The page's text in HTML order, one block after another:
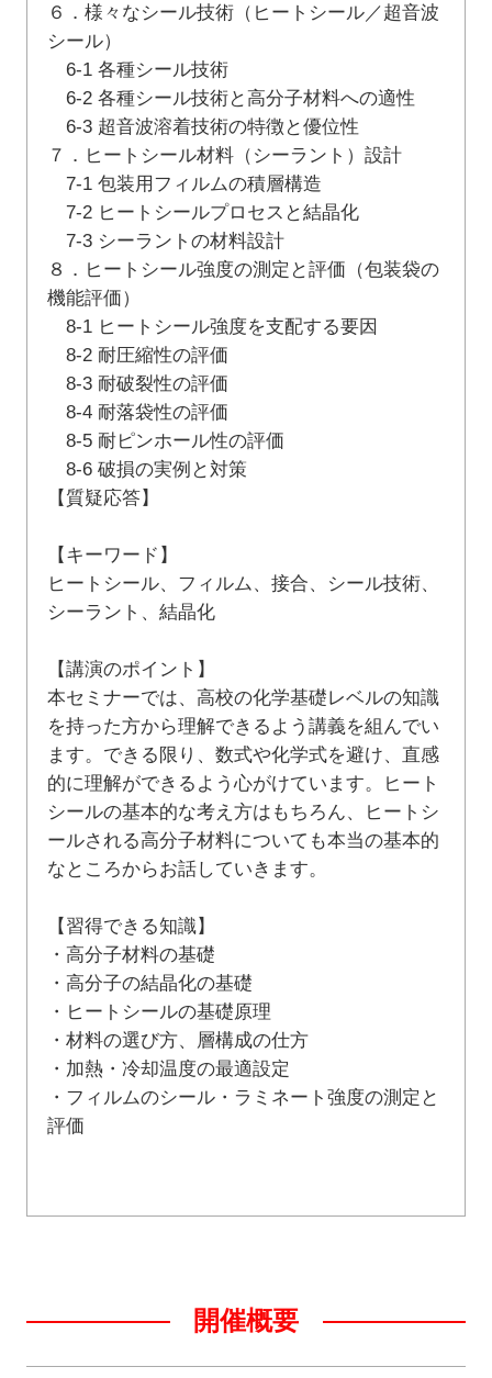
６．様々なシール技術（ヒートシール／超音波
シール）
6-1 各種シール技術
6-2 各種シール技術と高分子材料への適性
6-3 超音波溶着技術の特徴と優位性
７．ヒートシール材料（シーラント）設計
7-1 包装用フィルムの積層構造
7-2 ヒートシールプロセスと結晶化
7-3 シーラントの材料設計
８．ヒートシール強度の測定と評価（包装袋の
機能評価）
8-1 ヒートシール強度を支配する要因
8-2 耐圧縮性の評価
8-3 耐破裂性の評価
8-4 耐落袋性の評価
8-5 耐ピンホール性の評価
8-6 破損の実例と対策
【質疑応答】
【キーワード】
ヒートシール、フィルム、接合、シール技術、
シーラント、結晶化
【講演のポイント】
本セミナーでは、高校の化学基礎レベルの知識
を持った方から理解できるよう講義を組んでい
ます。できる限り、数式や化学式を避け、直感
的に理解ができるよう心がけています。ヒート
シールの基本的な考え方はもちろん、ヒートシ
ールされる高分子材料についても本当の基本的
なところからお話していきます。
【習得できる知識】
・高分子材料の基礎
・高分子の結晶化の基礎
・ヒートシールの基礎原理
・材料の選び方、層構成の仕方
・加熱・冷却温度の最適設定
・フィルムのシール・ラミネート強度の測定と
評価
開催概要